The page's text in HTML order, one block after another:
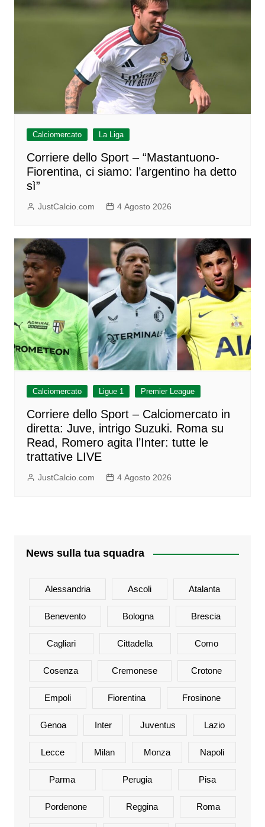
Calciomercato La Liga
Corriere dello Sport – “Mastantuono-
Fiorentina, ci siamo: l’argentino ha detto
sì”
JustCalcio.com 4 Agosto 2026
Calciomercato Ligue 1 Premier League
Corriere dello Sport – Calciomercato in
diretta: Juve, intrigo Suzuki. Roma su
Read, Romero agita l’Inter: tutte le
trattative LIVE
JustCalcio.com 4 Agosto 2026
News sulla tua squadra
Alessandria Ascoli Atalanta
Benevento Bologna Brescia
Cagliari Cittadella Como
Cosenza Cremonese Crotone
Empoli Fiorentina Frosinone
Genoa Inter Juventus Lazio
Lecce Milan Monza Napoli
Parma Perugia Pisa
Pordenone Reggina Roma